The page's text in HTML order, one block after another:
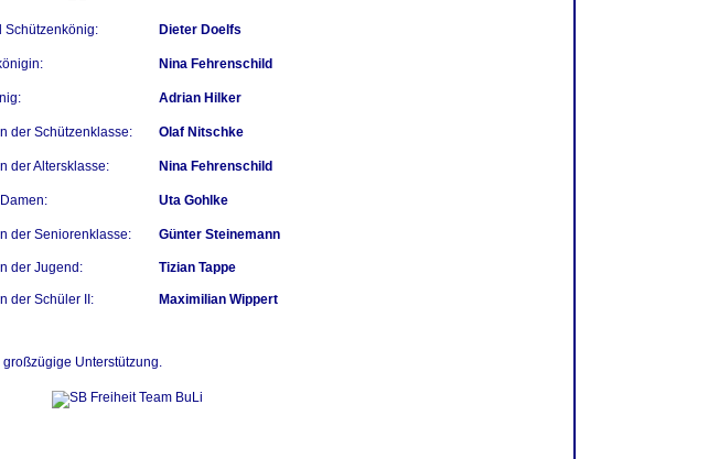
Schützenkönig: Dieter Doelfs
Nina Fehrenschild
Adrian Hilker
der Schützenklasse: Olaf Nitschke
der Altersklasse: Nina Fehrenschild
Uta Gohlke
der Seniorenklasse: Günter Steinemann
der Jugend: Tizian Tappe
der Schüler II: Maximilian Wippert
großzügige Unterstützung.